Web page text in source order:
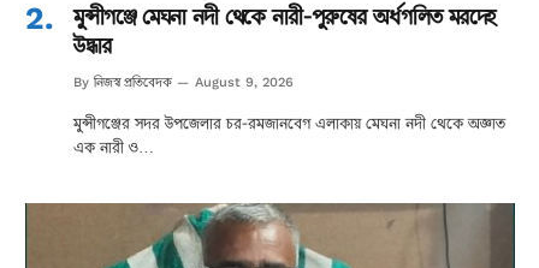
মুন্সীগঞ্জে মেঘনা নদী থেকে নারী-পুরুষের অর্ধগলিত মরদেহ
উদ্ধার
By নিজস্ব প্রতিবেদক August 9, 2026
মুন্সীগঞ্জের সদর উপজেলার চর-রমজানবেগ এলাকায় মেঘনা নদী থেকে অজ্ঞাত
এক নারী ও…